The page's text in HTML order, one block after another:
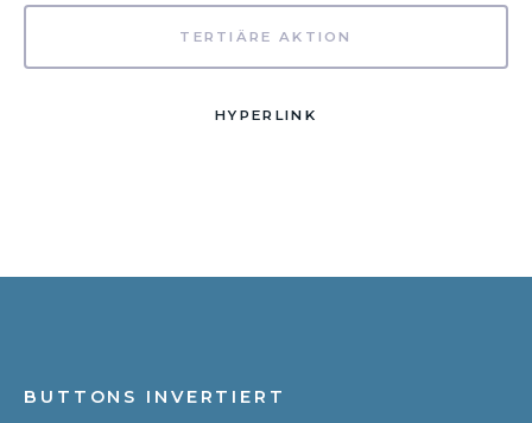
TERTIÄRE AKTION
HYPERLINK
BUTTONS INVERTIERT